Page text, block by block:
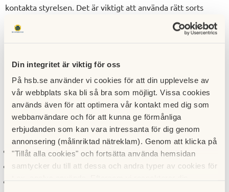
Din integritet är viktig för oss
På hsb.se använder vi cookies för att din upplevelse av
vår webbplats ska bli så bra som möjligt. Vissa cookies
används även för att optimera vår kontakt med dig som
webbanvändare och för att kunna ge förmånliga
erbjudanden som kan vara intressanta för dig genom
annonsering (målinriktad nätreklam). Genom att klicka på
"Tillåt alla cookies" och fortsätta använda hemsidan
samtycker du till att dessa och andra typer av cookies för
kontakta styrelsen. Det är viktigt att använda rätt sorts
Det är även viktigt att hålla frånluftsdonen rena.
Om det viner högt i frånluftsdonet så kan det beror på att
den behöver rengöras.
Tecken på dålig ventilation kan vara
Det bildas kondens på fönstren inomhus.
Luften känns unken, dålig, fuktig eller torr.